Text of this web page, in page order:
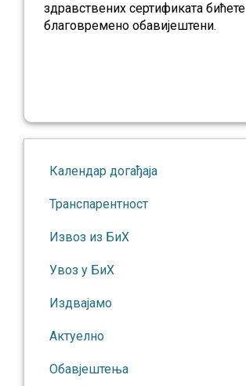
здравствених сертификата бићете
благовремено обавијештени.
Календар догађаја
Транспарентност
Извоз из БиХ
Увоз у БиХ
Издвајамо
Актуелно
Обавјештења